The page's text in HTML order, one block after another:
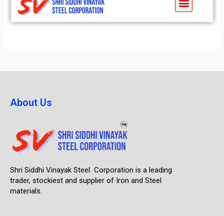
About Us
Shri Siddhi Vinayak Steel Corporation is a leading
trader, stockiest and supplier of Iron and Steel
materials.